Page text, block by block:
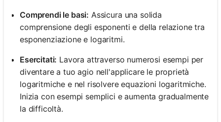
Comprendi le basi: Assicura una solida
comprensione degli esponenti e della relazione tra
esponenziazione e logaritmi.
Esercitati: Lavora attraverso numerosi esempi per
diventare a tuo agio nell'applicare le proprietà
logaritmiche e nel risolvere equazioni logaritmiche.
Inizia con esempi semplici e aumenta gradualmente
la difficoltà.